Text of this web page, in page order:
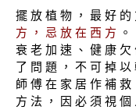
擺 放 植 物 ， 最 好 的
方 ， 忌 放 在 西 方 。
衰 老 加 速 、 健 康
了 問 題 ， 不 可 掉
師 傅 在 家 居 作 補
方 法 ， 因 必 須 視 個